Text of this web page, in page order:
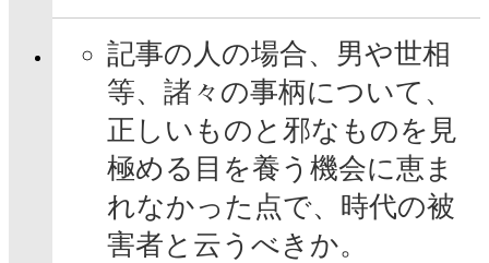
記事の人の場合、男や世相
等、諸々の事柄について、
正しいものと邪なものを見
極める目を養う機会に恵ま
れなかった点で、時代の被
害者と云うべきか。